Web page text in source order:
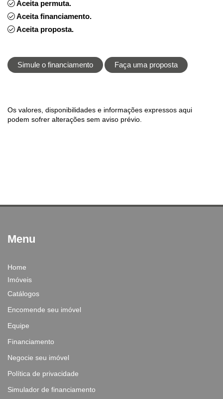
Aceita permuta.
Aceita financiamento.
Aceita proposta.
Simule o financiamento Faça uma proposta
Os valores, disponibilidades e informações expressos aqui
podem sofrer alterações sem aviso prévio.
Menu
Home
Imóveis
Catálogos
Encomende seu imóvel
Equipe
Financiamento
Negocie seu imóvel
Política de privacidade
Simulador de financiamento